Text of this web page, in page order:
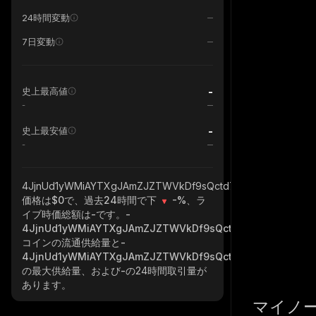
24時間変動
7日変動
史上最高値 -
-
史上最安値 -
-
価格は$0で、過去24時間で下
-% 、ラ
イブ時価総額は-です。 -
コインの流通供給量と -
の最大供給量、および-の24時間取引量が
あります。
マイノ